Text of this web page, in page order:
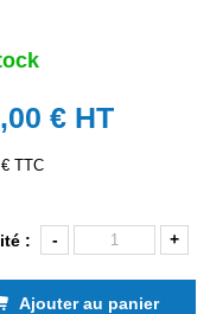
€ HT
TTC
: - +
Ajouter au panier